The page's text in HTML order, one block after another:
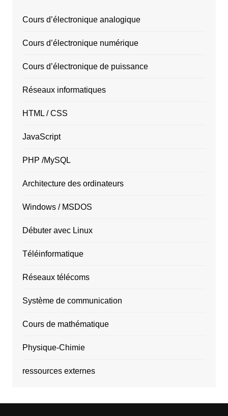
Cours d’électronique analogique
Cours d’électronique numérique
Cours d’électronique de puissance
Réseaux informatiques
HTML / CSS
JavaScript
PHP /MySQL
Architecture des ordinateurs
Windows / MSDOS
Débuter avec Linux
Téléinformatique
Réseaux télécoms
Système de communication
Cours de mathématique
Physique-Chimie
ressources externes